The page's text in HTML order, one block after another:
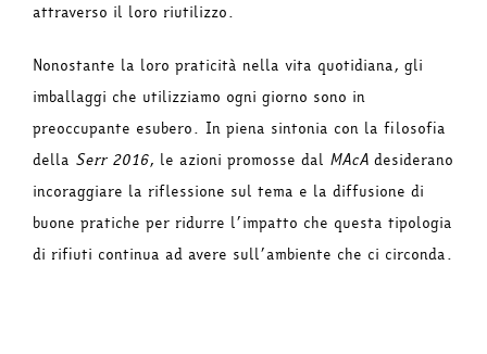
attraverso il loro riutilizzo.
Nonostante la loro praticità nella vita quotidiana, gli
imballaggi che utilizziamo ogni giorno sono in
preoccupante esubero. In piena sintonia con la filosofia
della Serr 2016, le azioni promosse dal MAcA desiderano
incoraggiare la riflessione sul tema e la diffusione di
buone pratiche per ridurre l’impatto che questa tipologia
di rifiuti continua ad avere sull’ambiente che ci circonda.